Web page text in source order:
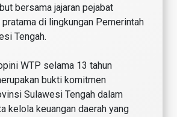
bersama jajaran pejabat
di lingkungan Pemerintah
Tengah.
WTP selama 13 tahun
bukti komitmen
Sulawesi Tengah dalam
kelola keuangan daerah yang